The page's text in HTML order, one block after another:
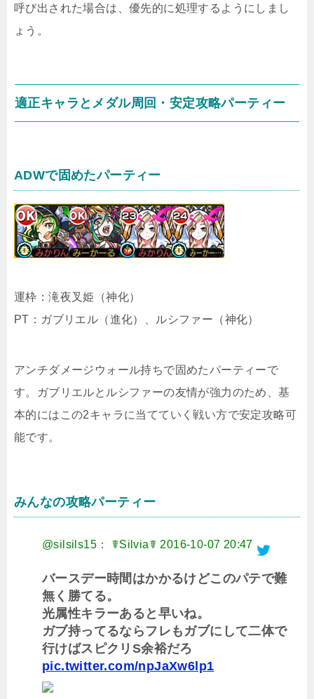
呼び出された場合は、優先的に処理するようにしまし
ょう。
適正キャラとメダル周回・安定攻略パーティー
ADWで固めたパーティー
運枠：滝夜叉姫（神化）
PT：ガブリエル（進化）、ルシファー（神化）
アンチダメージウォール持ちで固めたパーティーで
す。ガブリエルとルシファーの友情が強力のため、基
本的にはこの2キャラに当てていく戦い方で安定攻略可
能です。
みんなの攻略パーティー
@silsils15： ☤Silvia☤ 2016-10-07 20:47
バースデー時間はかかるけどこのパテで難
無く勝てる。
光属性キラーあると早いね。
ガブ持ってるならフレもガブにして二体で
行けばスピクリS余裕だろ
pic.twitter.com/npJaXw6lp1